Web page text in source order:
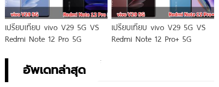
เปรียบเทียบ vivo V29 5G VS
Redmi Note 12 Pro 5G
เปรียบเทียบ vivo V29 5G VS
Redmi Note 12 Pro+ 5G
อัพเดทล่าสุด